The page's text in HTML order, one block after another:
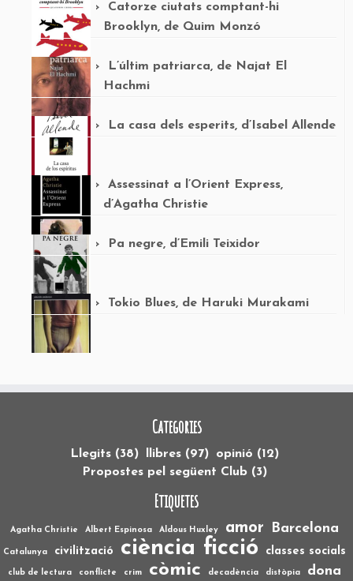
Catorze ciutats comptant-hi
Brooklyn, de Quim Monzó
L’últim patriarca, de Najat El
Hachmi
La casa dels esperits, d’Isabel Allende
Assessinat a l’Orient Express,
d’Agatha Christie
Pa negre, d’Emili Teixidor
Tokio Blues, de Haruki Murakami
Categories
Llegits (38) llibres (97) opinió (12)
Propostes pel següent Club (3)
Etiquetes
Agatha Christie Albert Espinosa Aldous Huxley amor Barcelona
Catalunya civilització ciència ficció classes socials
club de lectura conflicte crim còmic decadència distòpia dona